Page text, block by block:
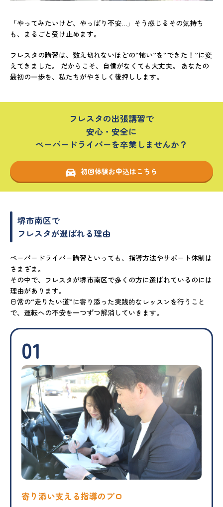
「やってみたいけど、やっぱり不安…」そう感じるその気持ち
も、まるごと受け止めます。
フレスタの講習は、数え切れないほどの“怖い”を“できた！”に変
えてきました。 だからこそ、自信がなくても大丈夫。 あなたの
最初の一歩を、私たちがやさしく後押しします。
フレスタの出張講習で
安心・安全に
ペーパードライバーを卒業しませんか？
初回体験お申込はこちら
堺市南区で
フレスタが選ばれる理由
ペーパードライバー講習といっても、指導方法やサポート体制は
さまざま。
その中で、フレスタが堺市南区で多くの方に選ばれているのには
理由があります。
日常の“走りたい道”に寄り添った実践的なレッスンを行うこと
で、運転への不安を一つずつ解消していきます。
01
寄り添い支える指導のプロ